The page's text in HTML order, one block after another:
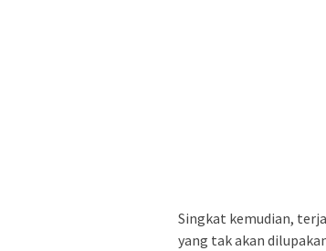
Singkat kemudian,
yang tak akan